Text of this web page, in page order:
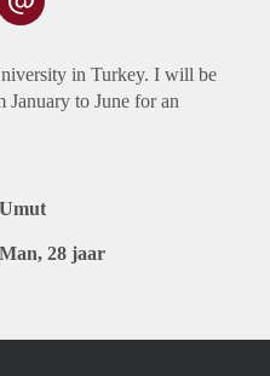
in Turkey. I will be
to June for an
Umut
Man, 28 jaar